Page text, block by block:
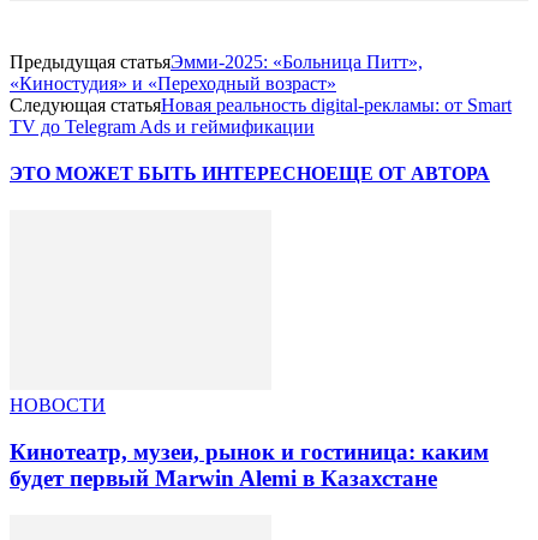
Предыдущая статьяЭмми-2025: «Больница Питт»,
«Киностудия» и «Переходный возраст»
Следующая статьяНовая реальность digital-рекламы: от Smart
TV до Telegram Ads и геймификации
ЭТО МОЖЕТ БЫТЬ ИНТЕРЕСНОЕЩЕ ОТ АВТОРА
НОВОСТИ
Кинотеатр, музеи, рынок и гостиница: каким
будет первый Marwin Alemi в Казахстане